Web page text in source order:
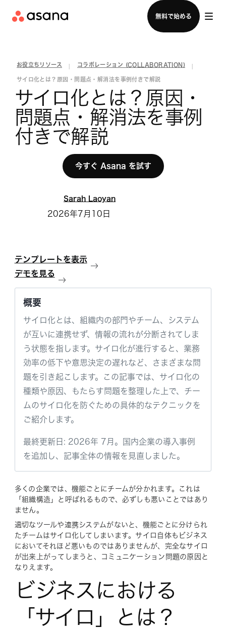
無料で始める
セールスチームに問い合わせる
お役立ちリソース コラボレーション (COLLABORATION)
サイロ化とは？原因・問題点・解消法を事例付きで解説
サイロ化とは？原因・
問題点・解消法を事例
付きで解説
今すぐ Asana を試す
Sarah Laoyan
2026年7月10日
テンプレートを表示
デモを見る
概要
サイロ化とは、組織内の部門やチーム、システム
が互いに連携せず、情報の流れが分断されてしま
う状態を指します。サイロ化が進行すると、業務
効率の低下や意思決定の遅れなど、さまざまな問
題を引き起こします。この記事では、サイロ化の
種類や原因、もたらす問題を整理した上で、チー
ムのサイロ化を防ぐための具体的なテクニックを
ご紹介します。
最終更新日: 2026年 7月。国内企業の導入事例
を追加し、記事全体の情報を見直しました。
多くの企業では、機能ごとにチームが分かれます。これは
「組織構造」と呼ばれるもので、必ずしも悪いことではあり
ません。
適切なツールや連携システムがないと、機能ごとに分けられ
たチームはサイロ化してしまいます。サイロ自体もビジネス
においてそれほど悪いものではありませんが、完全なサイロ
が出来上がってしまうと、コミュニケーション問題の原因と
なりえます。
ビジネスにおける
「サイロ」とは？